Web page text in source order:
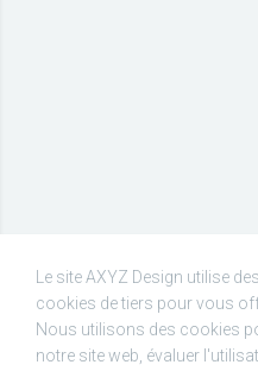
Le site AXYZ Design utilise
cookies de tiers pour vous
Nous utilisons des cookies
notre site web, évaluer